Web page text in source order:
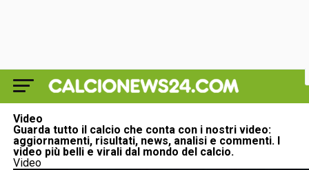
Video
Guarda tutto il calcio che conta con i nostri video:
aggiornamenti, risultati, news, analisi e commenti. I
video più belli e virali dal mondo del calcio.
Video